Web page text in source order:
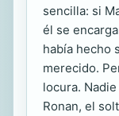
sencilla: si
él se
había hecho
merecido.
locura.
Ronan, el